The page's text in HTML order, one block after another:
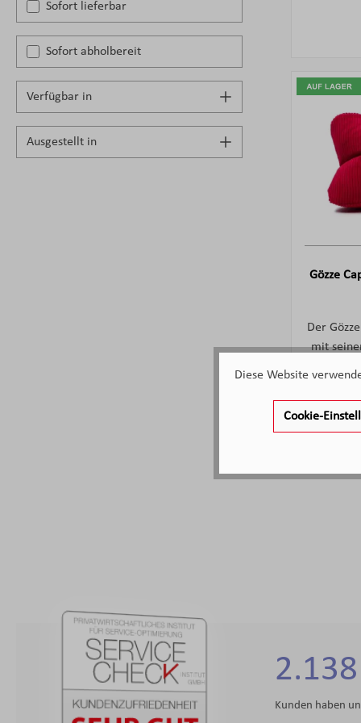
Sofort lieferbar
Sofort abholbereit
Verfügbar in
Ausgestellt in
macht
Gözze
Der
mit
Nacken,
Sie
auf
bietet
2.138
Kunden haben
Diese Website
Cookie-